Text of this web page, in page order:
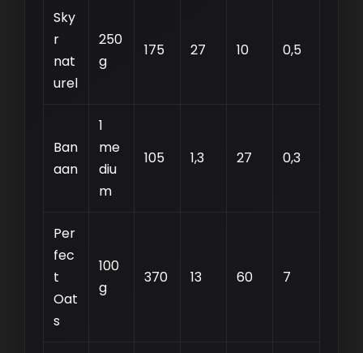
Sky
r
nat
urel
250
g
175 27 10 0,5
Ban
aan
1
me
diu
m
105 1,3 27 0,3
Per
fec
t
Oat
s
100
g
370 13 60 7